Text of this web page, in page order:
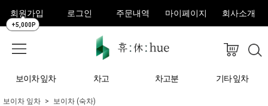
회원가입
+5,000P
로그인 주문내역 마이페이지 회사소개
보이차 잎차 차고 차고분 기타 잎차
보이차 잎차 보이차 (숙차)